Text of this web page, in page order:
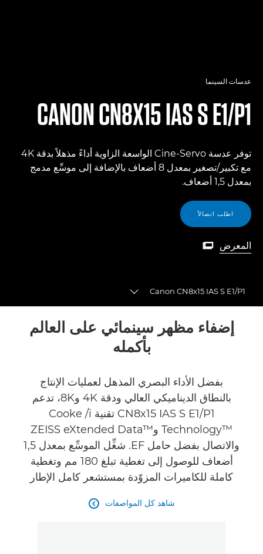
عدسات السينما
CANONCN8X15 IAS S E1/P1
توفر عدسة Cine-Servo الواسعة الزاوية أداءً مذهلاً بدقة 4K
مع تكبير/تصغير بمعدل 8 أضعاف بالإضافة إلى موسِّع مدمج
بمعدل 1,5 أضعاف.
اطلب اتصالاً
المعرض
المعرض

Canon CN8x15 IAS S E1/P1
Toggle breadcrumbs
نظرة عامة
إضفاء مظهر سينمائي على العالم
بأكمله
بفضل الأداء البصري المذهل لعمليات الإنتاج
بالنطاق الديناميكي العالي ودقة 4K و8K، تدعم
CN8x15 IAS S E1/P1 تقنية Cooke /i
Technology™‎ وZEISS eXtended Data™‎
والاتصال بفضل حامل EF. شغِّل الموسِّع بمعدل 1,5
أضعاف للوصول إلى تغطية تبلغ 180 مم وتغطية
كاملة للكاميرات المزوّدة بمستشعر كامل الإطار
شاهد كل المواصفات 